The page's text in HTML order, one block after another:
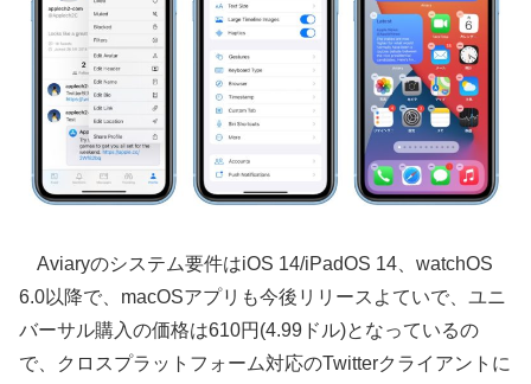
‎Aviaryのシステム要件はiOS 14/iPadOS 14、watchOS
6.0以降で、macOSアプリも今後リリースよていで、ユニ
バーサル購入の価格は610円(4.99ドル)となっているの
で、クロスプラットフォーム対応のTwitterクライアントに